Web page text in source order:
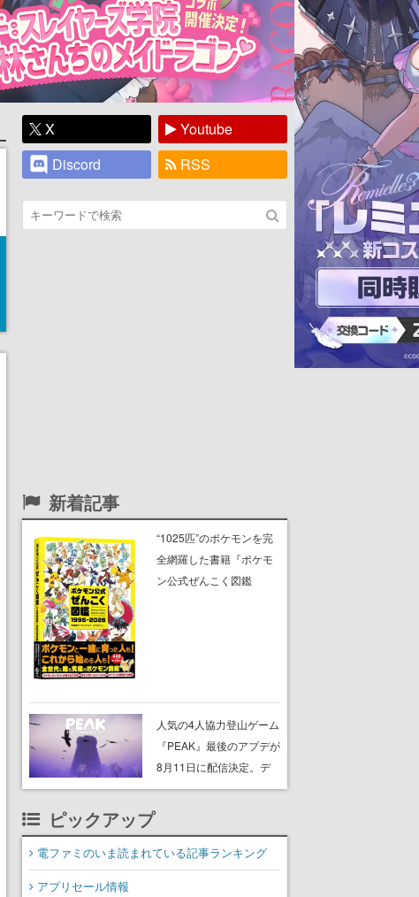
X
Youtube
Discord
RSS
新着記事
“1025匹”のポケモンを完
全網羅した書籍『ポケモ
ン公式ぜんこく図鑑
人気の4人協力登山ゲーム
『PEAK』最後のアプデが
8月11日に配信決定。デ
ストラップが張り巡らさ
CITADEL」が登場し、火
山地帯と入れ替わる
ピックアップ
電ファミのいま読まれている記事ランキング
アプリセール情報